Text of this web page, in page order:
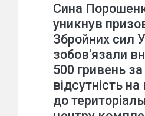
Сина
уникнув
Збройних сил
зобов'язали
500 гривень за
відсутність
до